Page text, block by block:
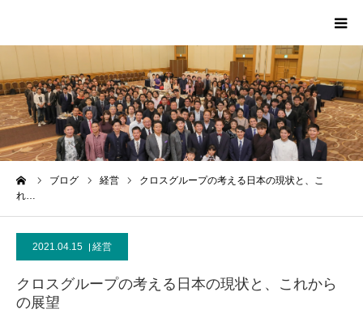
ブログ 経営
クロスグループの考える日本の現状と、こ
れ…
2021.04.15 経営
クロスグループの考える日本の現状と、これから
の展望
PROFILE
SCA
CONTACT
MESSAGE